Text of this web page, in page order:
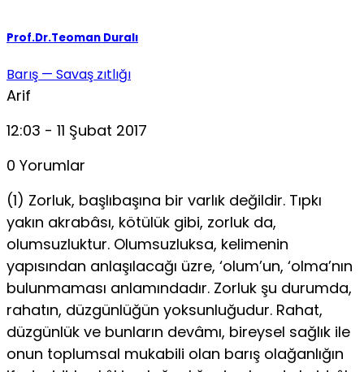
Prof.Dr.Teoman Duralı
Barış — Savaş zıtlığı
Arif
12:03 - 11 Şubat 2017
0 Yorumlar
(1) Zorluk, başlıbaşına bir varlık değildir. Tıpkı
yakın akrabâsı, kötülük gibi, zorluk da,
olumsuzluktur. Olumsuzluksa, kelimenin
yapısından anlaşılacağı üzre, ‘olum’un, ‘olma’nın
bulunmaması anlamındadır. Zorluk şu durumda,
rahatın, düzgünlüğün yoksunluğudur. Rahat,
düzgünlük ve bunların devâmı, bireysel sağlık ile
onun toplumsal mukabili olan barış olağanlığın